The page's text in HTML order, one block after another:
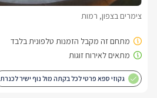
צימרים בצפון, רמות
גקוזי ספא פרטי לכל בקתה מול נוף ישיר לכנרת